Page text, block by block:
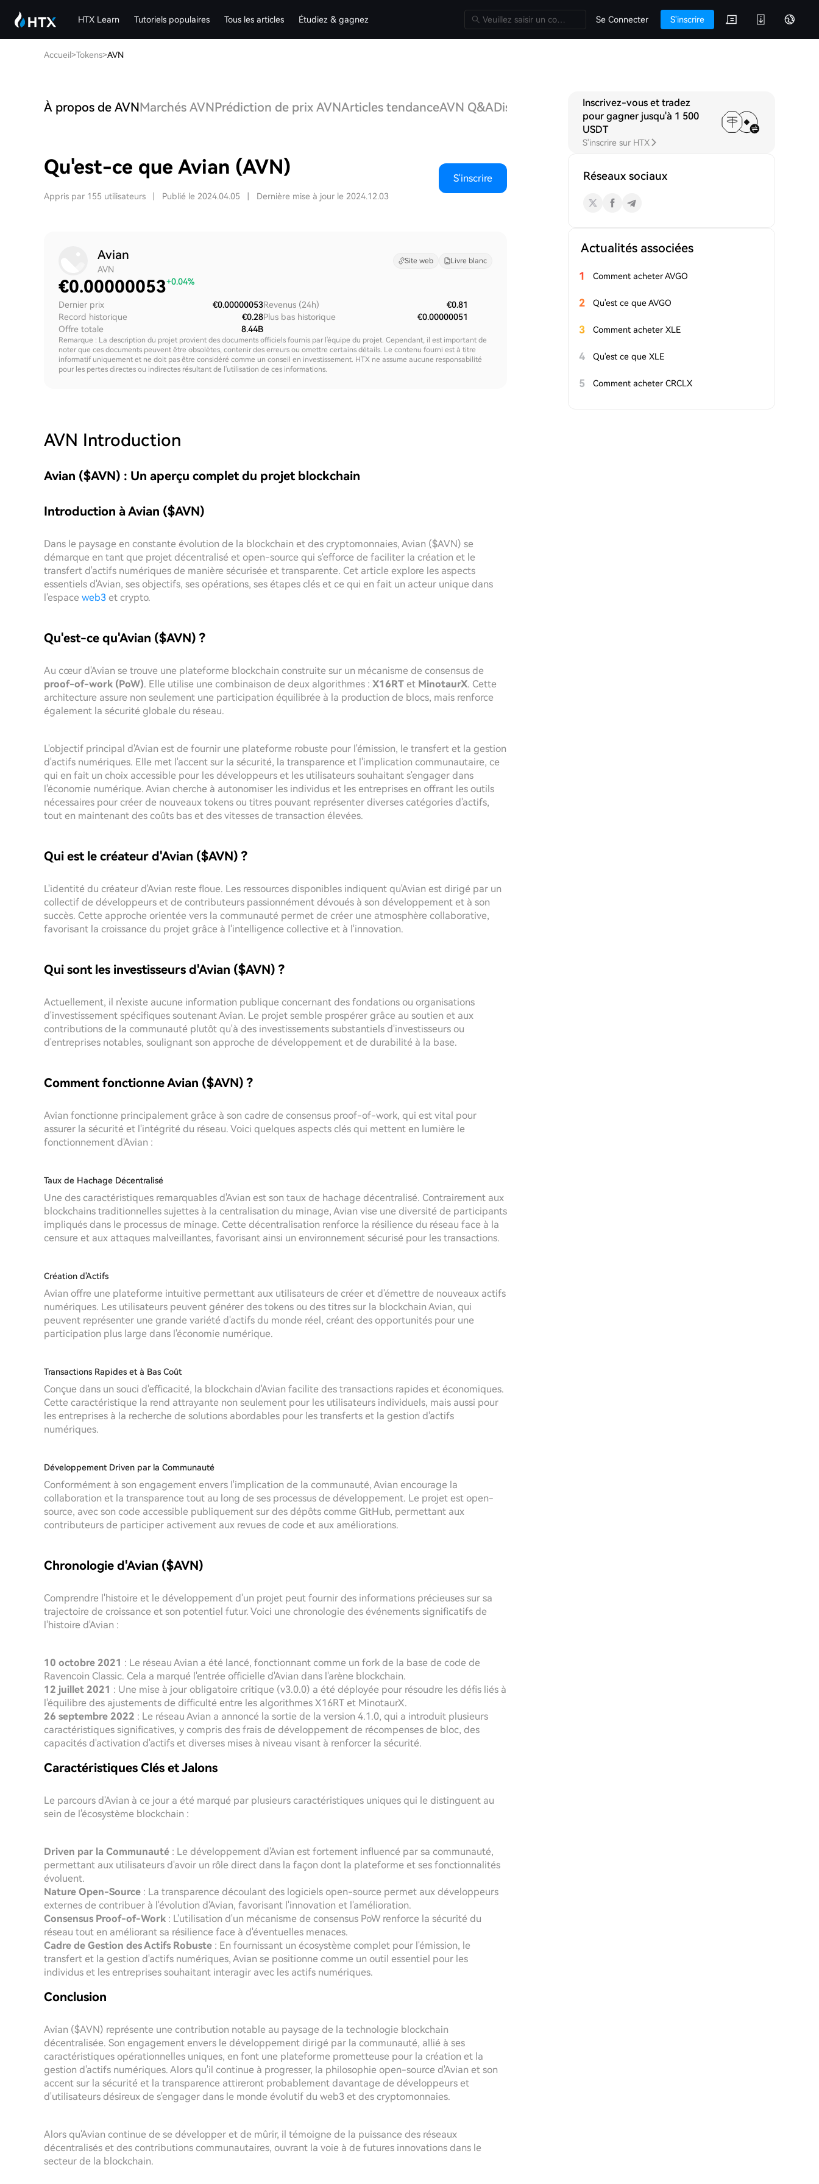
HTX Learn Tutoriels populaires Tous les articles Étudiez & gagnez Se Connecter S'inscrire
Accueil>Tokens>AVN
À propos de AVNMarchés AVNPrédiction de prix AVNArticles tendanceAVN Q&ADiscussions
Qu'est-ce que Avian (AVN)
Appris par 155 utilisateurs Publié le 2024.04.05 Dernière mise à jour le 2024.12.03
S'inscrire
Avian
AVN
Site web Livre blanc
€0.00000053+0.04%
Dernier prix
€0.00000053
Record historique
€0.28
Offre totale
8.44B
Revenus (24h)
€0.81
Plus bas historique
€0.00000051
Remarque : La description du projet provient des documents officiels fournis par l'équipe du projet. Cependant, il est important de
noter que ces documents peuvent être obsolètes, contenir des erreurs ou omettre certains détails. Le contenu fourni est à titre
informatif uniquement et ne doit pas être considéré comme un conseil en investissement. HTX ne assume aucune responsabilité
pour les pertes directes ou indirectes résultant de l'utilisation de ces informations.
AVN Introduction
Avian ($AVN) : Un aperçu complet du projet blockchain
Introduction à Avian ($AVN)
Dans le paysage en constante évolution de la blockchain et des cryptomonnaies, Avian ($AVN) se
démarque en tant que projet décentralisé et open-source qui s'efforce de faciliter la création et le
transfert d'actifs numériques de manière sécurisée et transparente. Cet article explore les aspects
essentiels d'Avian, ses objectifs, ses opérations, ses étapes clés et ce qui en fait un acteur unique dans
l'espace web3 et crypto.
Qu'est-ce qu'Avian ($AVN) ?
Au cœur d'Avian se trouve une plateforme blockchain construite sur un mécanisme de consensus de
proof-of-work (PoW). Elle utilise une combinaison de deux algorithmes : X16RT et MinotaurX. Cette
architecture assure non seulement une participation équilibrée à la production de blocs, mais renforce
également la sécurité globale du réseau.
L'objectif principal d'Avian est de fournir une plateforme robuste pour l'émission, le transfert et la gestion
d'actifs numériques. Elle met l'accent sur la sécurité, la transparence et l'implication communautaire, ce
qui en fait un choix accessible pour les développeurs et les utilisateurs souhaitant s'engager dans
l'économie numérique. Avian cherche à autonomiser les individus et les entreprises en offrant les outils
nécessaires pour créer de nouveaux tokens ou titres pouvant représenter diverses catégories d'actifs,
tout en maintenant des coûts bas et des vitesses de transaction élevées.
Qui est le créateur d'Avian ($AVN) ?
L'identité du créateur d'Avian reste floue. Les ressources disponibles indiquent qu'Avian est dirigé par un
collectif de développeurs et de contributeurs passionnément dévoués à son développement et à son
succès. Cette approche orientée vers la communauté permet de créer une atmosphère collaborative,
favorisant la croissance du projet grâce à l'intelligence collective et à l'innovation.
Qui sont les investisseurs d'Avian ($AVN) ?
Actuellement, il n'existe aucune information publique concernant des fondations ou organisations
d'investissement spécifiques soutenant Avian. Le projet semble prospérer grâce au soutien et aux
contributions de la communauté plutôt qu'à des investissements substantiels d'investisseurs ou
d'entreprises notables, soulignant son approche de développement et de durabilité à la base.
Comment fonctionne Avian ($AVN) ?
Avian fonctionne principalement grâce à son cadre de consensus proof-of-work, qui est vital pour
assurer la sécurité et l'intégrité du réseau. Voici quelques aspects clés qui mettent en lumière le
fonctionnement d'Avian :
Taux de Hachage Décentralisé
Une des caractéristiques remarquables d'Avian est son taux de hachage décentralisé. Contrairement aux
blockchains traditionnelles sujettes à la centralisation du minage, Avian vise une diversité de participants
impliqués dans le processus de minage. Cette décentralisation renforce la résilience du réseau face à la
censure et aux attaques malveillantes, favorisant ainsi un environnement sécurisé pour les transactions.
Création d'Actifs
Avian offre une plateforme intuitive permettant aux utilisateurs de créer et d'émettre de nouveaux actifs
numériques. Les utilisateurs peuvent générer des tokens ou des titres sur la blockchain Avian, qui
peuvent représenter une grande variété d'actifs du monde réel, créant des opportunités pour une
participation plus large dans l'économie numérique.
Transactions Rapides et à Bas Coût
Conçue dans un souci d'efficacité, la blockchain d'Avian facilite des transactions rapides et économiques.
Cette caractéristique la rend attrayante non seulement pour les utilisateurs individuels, mais aussi pour
les entreprises à la recherche de solutions abordables pour les transferts et la gestion d'actifs
numériques.
Développement Driven par la Communauté
Conformément à son engagement envers l'implication de la communauté, Avian encourage la
collaboration et la transparence tout au long de ses processus de développement. Le projet est open-
source, avec son code accessible publiquement sur des dépôts comme GitHub, permettant aux
contributeurs de participer activement aux revues de code et aux améliorations.
Chronologie d'Avian ($AVN)
Comprendre l'histoire et le développement d'un projet peut fournir des informations précieuses sur sa
trajectoire de croissance et son potentiel futur. Voici une chronologie des événements significatifs de
l'histoire d'Avian :
10 octobre 2021 : Le réseau Avian a été lancé, fonctionnant comme un fork de la base de code de
Ravencoin Classic. Cela a marqué l'entrée officielle d'Avian dans l'arène blockchain.
12 juillet 2021 : Une mise à jour obligatoire critique (v3.0.0) a été déployée pour résoudre les défis liés à
l'équilibre des ajustements de difficulté entre les algorithmes X16RT et MinotaurX.
26 septembre 2022 : Le réseau Avian a annoncé la sortie de la version 4.1.0, qui a introduit plusieurs
caractéristiques significatives, y compris des frais de développement de récompenses de bloc, des
capacités d'activation d'actifs et diverses mises à niveau visant à renforcer la sécurité.
Caractéristiques Clés et Jalons
Le parcours d'Avian à ce jour a été marqué par plusieurs caractéristiques uniques qui le distinguent au
sein de l'écosystème blockchain :
Driven par la Communauté : Le développement d'Avian est fortement influencé par sa communauté,
permettant aux utilisateurs d'avoir un rôle direct dans la façon dont la plateforme et ses fonctionnalités
évoluent.
Nature Open-Source : La transparence découlant des logiciels open-source permet aux développeurs
externes de contribuer à l'évolution d'Avian, favorisant l'innovation et l'amélioration.
Consensus Proof-of-Work : L'utilisation d'un mécanisme de consensus PoW renforce la sécurité du
réseau tout en améliorant sa résilience face à d'éventuelles menaces.
Cadre de Gestion des Actifs Robuste : En fournissant un écosystème complet pour l'émission, le
transfert et la gestion d'actifs numériques, Avian se positionne comme un outil essentiel pour les
individus et les entreprises souhaitant interagir avec les actifs numériques.
Conclusion
Avian ($AVN) représente une contribution notable au paysage de la technologie blockchain
décentralisée. Son engagement envers le développement dirigé par la communauté, allié à ses
caractéristiques opérationnelles uniques, en font une plateforme prometteuse pour la création et la
gestion d'actifs numériques. Alors qu'il continue à progresser, la philosophie open-source d'Avian et son
accent sur la sécurité et la transparence attireront probablement davantage de développeurs et
d'utilisateurs désireux de s'engager dans le monde évolutif du web3 et des cryptomonnaies.
Alors qu'Avian continue de se développer et de mûrir, il témoigne de la puissance des réseaux
décentralisés et des contributions communautaires, ouvrant la voie à de futures innovations dans le
secteur de la blockchain.
Inscrivez-vous et tradez
pour gagner jusqu'à 1 500
USDT
S'inscrire sur HTX
Réseaux sociaux
Actualités associées
1 Comment acheter AVGO
2 Qu'est ce que AVGO
3 Comment acheter XLE
4 Qu'est ce que XLE
5 Comment acheter CRCLX